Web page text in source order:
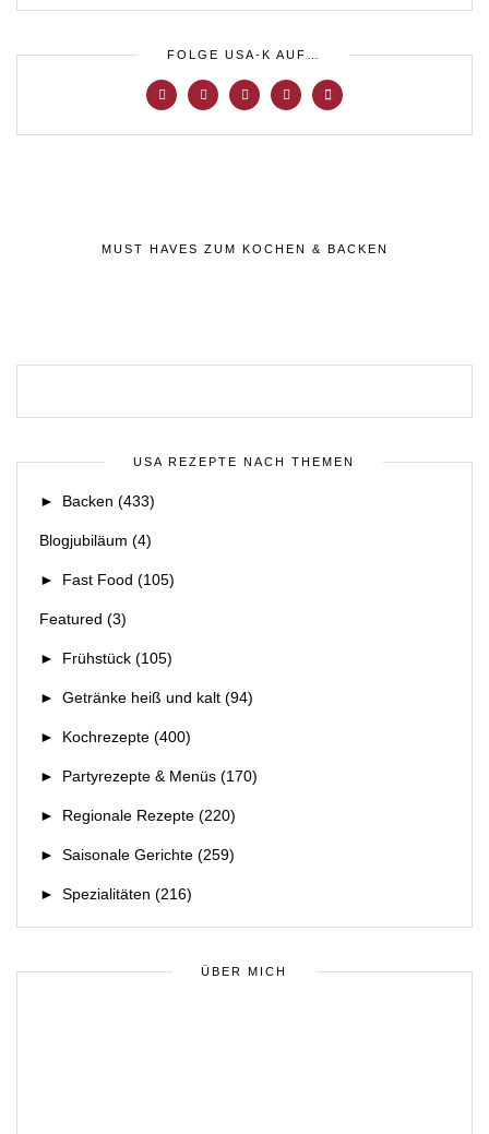
FOLGE USA-K AUF…
MUST HAVES ZUM KOCHEN & BACKEN
USA REZEPTE NACH THEMEN
► Backen (433)
Blogjubiläum (4)
► Fast Food (105)
Featured (3)
► Frühstück (105)
► Getränke heiß und kalt (94)
► Kochrezepte (400)
► Partyrezepte & Menüs (170)
► Regionale Rezepte (220)
► Saisonale Gerichte (259)
► Spezialitäten (216)
ÜBER MICH